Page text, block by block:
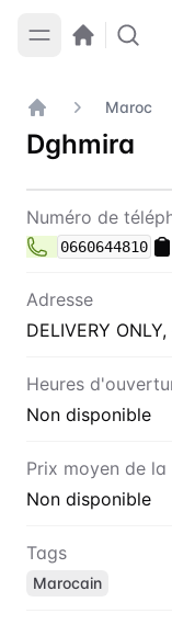
Accueil
Maroc
Dghmira
Contact
Numéro de
0660644810
Adresse
DELIVERY
Heures
Non disponible
Prix moyen de
Non disponible
Tags
Marocain